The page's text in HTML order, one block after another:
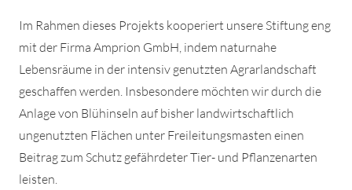
Im Rahmen dieses Projekts kooperiert unsere Stiftung eng
mit der Firma Amprion GmbH, indem naturnahe
Lebensräume in der intensiv genutzten Agrarlandschaft
geschaffen werden. Insbesondere möchten wir durch die
Anlage von Blühinseln auf bisher landwirtschaftlich
ungenutzten Flächen unter Freileitungsmasten einen
Beitrag zum Schutz gefährdeter Tier- und Pflanzenarten
leisten.